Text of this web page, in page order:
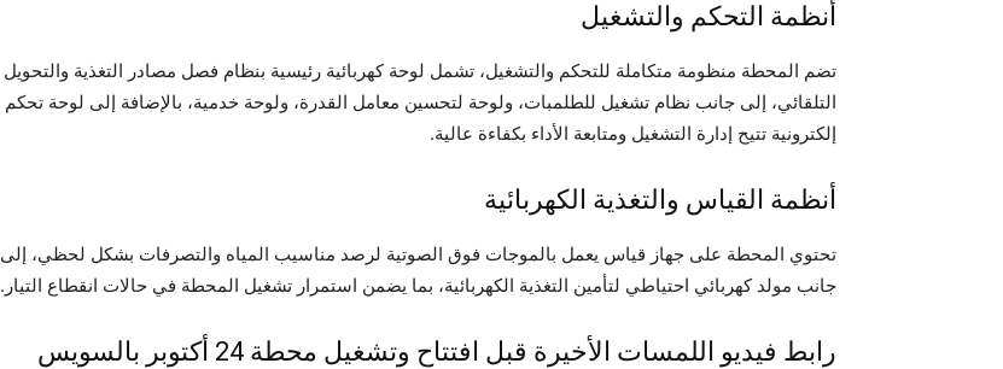
أنظمة التحكم والتشغيل
تضم المحطة منظومة متكاملة للتحكم والتشغيل، تشمل لوحة كهربائية رئيسية بنظام فصل مصادر التغذية والتحويل
التلقائي، إلى جانب نظام تشغيل للطلمبات، ولوحة لتحسين معامل القدرة، ولوحة خدمية، بالإضافة إلى لوحة تحكم
إلكترونية تتيح إدارة التشغيل ومتابعة الأداء بكفاءة عالية.
أنظمة القياس والتغذية الكهربائية
تحتوي المحطة على جهاز قياس يعمل بالموجات فوق الصوتية لرصد مناسيب المياه والتصرفات بشكل لحظي، إلى
جانب مولد كهربائي احتياطي لتأمين التغذية الكهربائية، بما يضمن استمرار تشغيل المحطة في حالات انقطاع التيار.
رابط فيديو اللمسات الأخيرة قبل افتتاح وتشغيل محطة 24 أكتوبر بالسويس